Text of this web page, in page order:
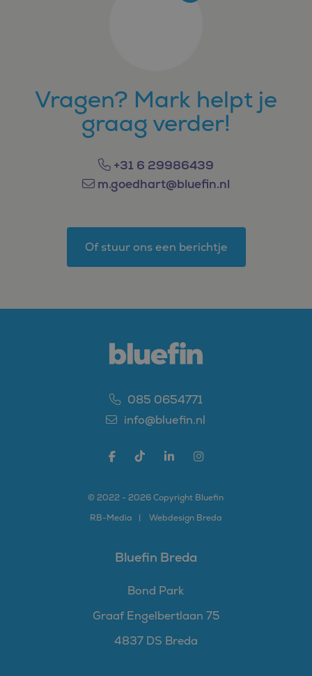
Vragen? Mark helpt je
graag verder!
+31 6 29986439
m.goedhart@bluefin.nl
Of stuur ons een berichtje
085 0654771
info@bluefin.nl
© 2022 - 2026 Copyright Bluefin
RB-Media Webdesign Breda
Bluefin Breda
Bond Park
Graaf Engelbertlaan 75
4837 DS Breda